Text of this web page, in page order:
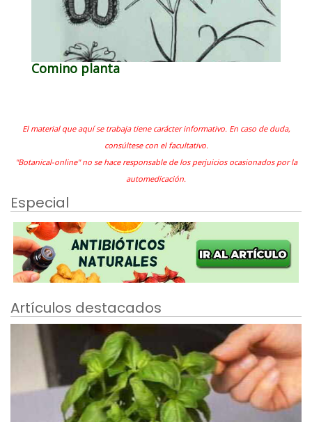
Comino planta
El material que aquí se trabaja tiene carácter informativo. En caso de duda,
consúltese con el facultativo.
"Botanical-online" no se hace responsable de los perjuicios ocasionados por la
automedicación.
Especial
Artículos destacados